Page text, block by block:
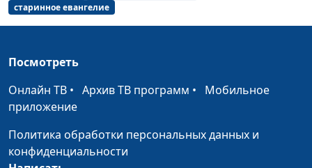
старинное евангелие
Посмотреть
Онлайн ТВ • Архив ТВ программ • Мобильное
приложение
Политика обработки персональных данных и
конфиденциальности